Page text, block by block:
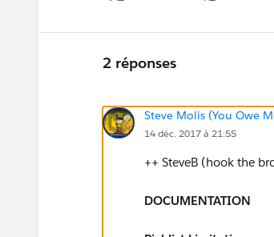
2 réponses
Steve Molis (You Owe
14 déc. 2017 à 21:55
++ SteveB (hook the
DOCUMENTATION